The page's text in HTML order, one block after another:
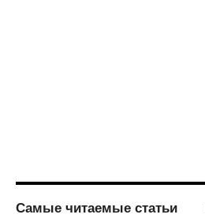
Самые читаемые статьи